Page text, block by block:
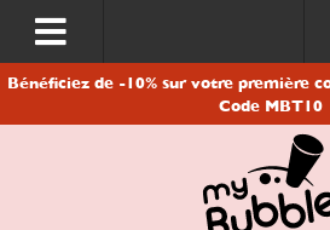
Bénéficiez de -10% sur votre première
Code MBT10